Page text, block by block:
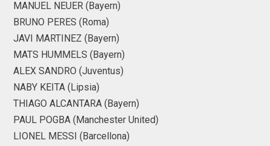
MANUEL NEUER (Bayern)
BRUNO PERES (Roma)
JAVI MARTINEZ (Bayern)
MATS HUMMELS (Bayern)
ALEX SANDRO (Juventus)
NABY KEITA (Lipsia)
THIAGO ALCANTARA (Bayern)
PAUL POGBA (Manchester United)
LIONEL MESSI (Barcellona)